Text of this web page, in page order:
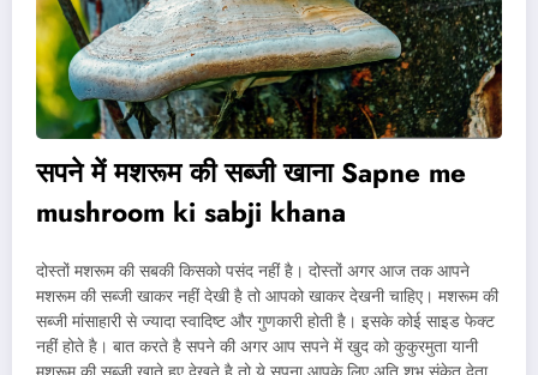
सपने में मशरूम की सब्जी खानाSapne me
mushroom ki sabji khana
दोस्तों मशरूम की सबकी किसको पसंद नहीं है। दोस्तों अगर आज तक आपने
मशरूम की सब्जी खाकर नहीं देखी है तो आपको खाकर देखनी चाहिए। मशरूम की
सब्जी मांसाहारी से ज्यादा स्वादिष्ट और गुणकारी होती है। इसके कोई साइड फेक्ट
नहीं होते है। बात करते है सपने की अगर आप सपने में खुद को कुकुरमुता यानी